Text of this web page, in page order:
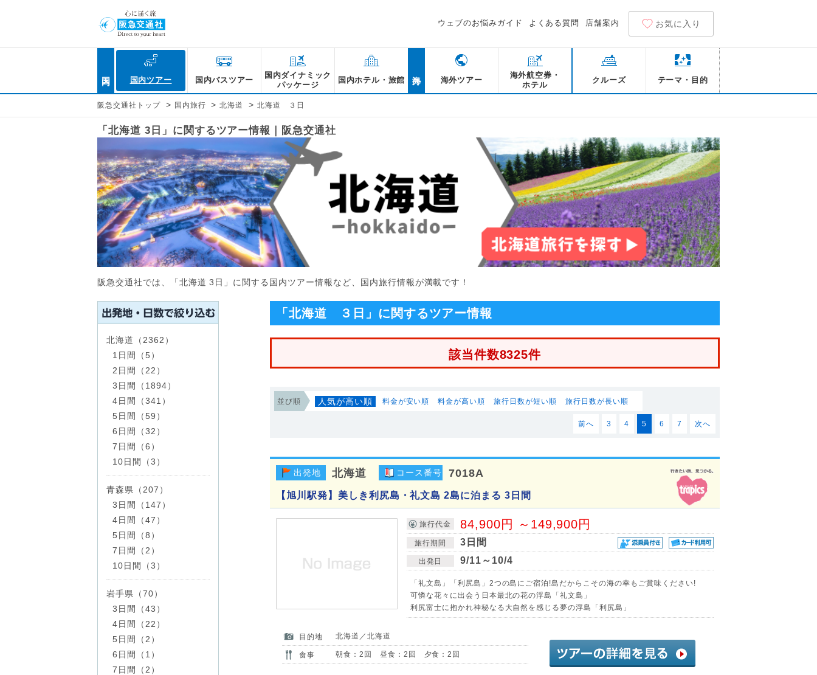
ウェブのお悩みガイド よくある質問 店舗案内 お気に入り
国内ツアー 国内バスツアー
国内ダイナミック
パッケージ
国内ホテル・旅館 海外ツアー
海外航空券・
ホテル
クルーズ テーマ・目的
阪急交通社トップ > 国内旅行 > 北海道 > 北海道 ３日
「北海道 3日」に関するツアー情報｜阪急交通社
阪急交通社では、「北海道 3日」に関する国内ツアー情報など、国内旅行情報が満載です！
「北海道 ３日」に関するツアー情報
該当件数8325件
並び順 人気が高い順 料金が安い順 料金が高い順 旅行日数が短い順 旅行日数が長い順
前へ 3 4 5 6 7 次へ
出発地 北海道 コース番号 7018A
【旭川駅発】美しき利尻島・礼文島 2島に泊まる 3日間
旅行代金 84,900円 ～149,900円
旅行期間 3日間
出発日 9/11～10/4
「礼文島」「利尻島」2つの島にご宿泊!島だからこその海の幸もご賞味ください!
可憐な花々に出会う日本最北の花の浮島「礼文島」
利尻富士に抱かれ神秘なる大自然を感じる夢の浮島「利尻島」
目的地 北海道／北海道
食事 朝食：2回 昼食：2回 夕食：2回
北海道（2362）
1日間（5）
2日間（22）
3日間（1894）
4日間（341）
5日間（59）
6日間（32）
7日間（6）
10日間（3）
青森県（207）
3日間（147）
4日間（47）
5日間（8）
7日間（2）
10日間（3）
岩手県（70）
3日間（43）
4日間（22）
5日間（2）
6日間（1）
7日間（2）